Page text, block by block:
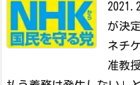
が決定
ネチ
准教